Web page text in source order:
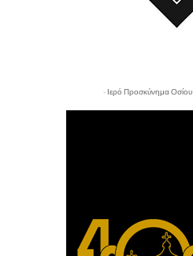
- Ιερό Προσκύνημα